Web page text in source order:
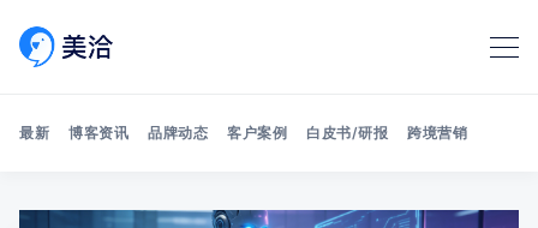
最新 博客资讯 品牌动态 客户案例 白皮书/研报 跨境营销